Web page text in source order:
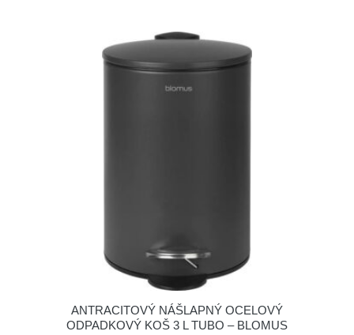
ANTRACITOVÝ NÁŠLAPNÝ OCELOVÝ
ODPADKOVÝ KOŠ 3 L TUBO – BLOMUS